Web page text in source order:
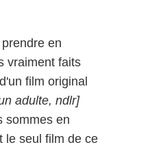
en
vraiment faits
film original
adulte, ndlr]
sommes en
le seul film de ce